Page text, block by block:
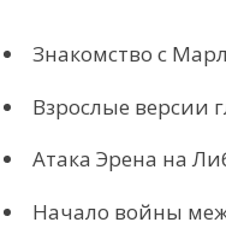
Знакомство с
Взрослые версии
Атака Эрена на
Начало войны